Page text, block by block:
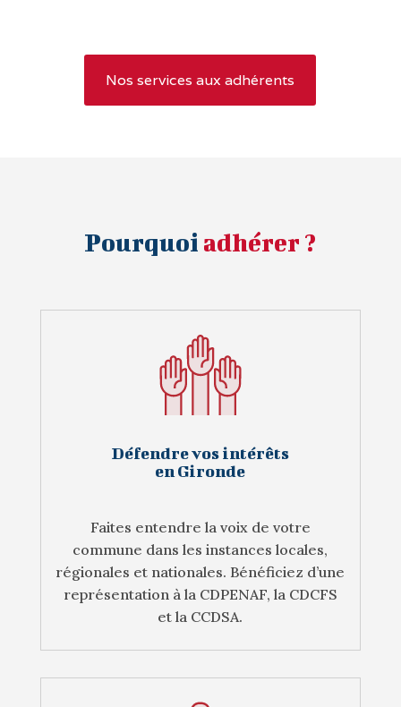
Nos services aux adhérents
Pourquoi adhérer ?
Défendre vos intérêts
en Gironde
Faites entendre la voix de votre
commune dans les instances locales,
régionales et nationales. Bénéficiez d’une
représentation à la CDPENAF, la CDCFS
et la CCDSA.